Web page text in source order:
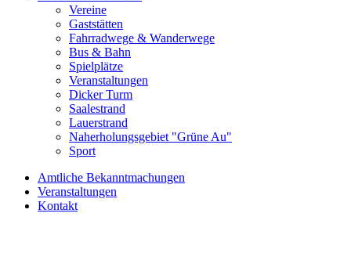
Vereine
Gaststätten
Fahrradwege & Wanderwege
Bus & Bahn
Spielplätze
Veranstaltungen
Dicker Turm
Saalestrand
Lauerstrand
Naherholungsgebiet "Grüne Au"
Sport
Amtliche Bekanntmachungen
Veranstaltungen
Kontakt